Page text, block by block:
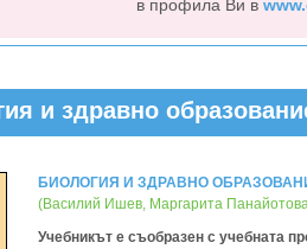
в профила Ви в
и здравно
БИОЛОГИЯ И ЗДРАВНО
(Василий Ишев, Маргарита
Учебникът е съобразен с учебната